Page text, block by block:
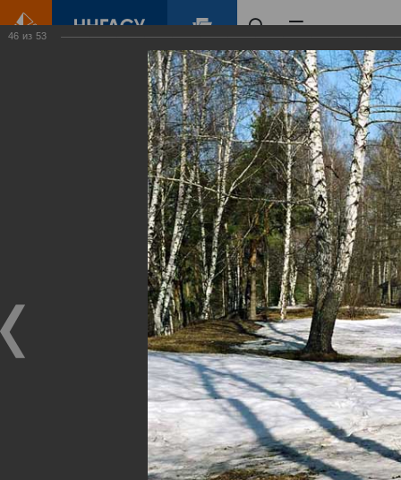
Зеленый Город
Виртуальные
выставки
(фотоальбомы)
46 из 53